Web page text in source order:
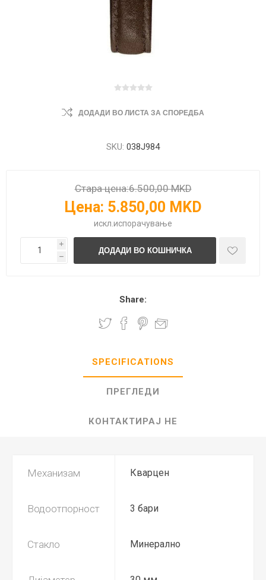
ДОДАДИ ВО ЛИСТА ЗА СПОРЕДБА
SKU: 038J984
Стара цена:6.500,00 MKD
Цена: 5.850,00 MKD
искл. испорачување
i
h
Share:
SPECIFICATIONS
ПРЕГЛЕДИ
КОНТАКТИРАЈ НЕ
Механизам Кварцен
Водоотпорност 3 бари
Стакло Минерално